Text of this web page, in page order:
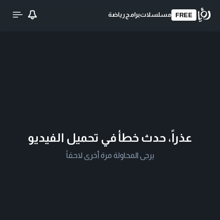
FREE مسلسلاتبرامج رياضة
عذراً، حدث خطأ في تحميل الفيديو
يرجى المحاولة مرة أخرى لاحقاً